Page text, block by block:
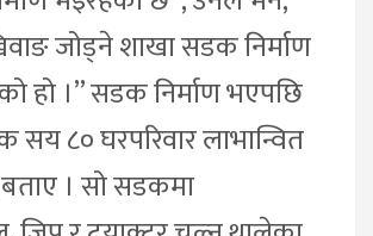
जोड्ने शाखा सडक निर्माण
हो ।” सडक निर्माण भएपछि
८० घरपरिवार लाभान्वित
। सो सडकमा